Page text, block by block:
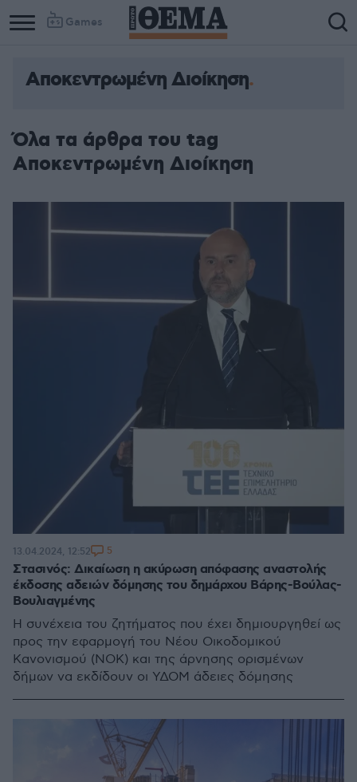
Games
Αποκεντρωμένη Διοίκηση
Όλα τα άρθρα του tag
Αποκεντρωμένη Διοίκηση
Στασινός: Δικαίωση η ακύρωση απόφασης αναστολής
έκδοσης αδειών δόμησης του δημάρχου Βάρης-Βούλας-
Βουλιαγμένης
Η συνέχεια του ζητήματος που έχει δημιουργηθεί ως
προς την εφαρμογή του Νέου Οικοδομικού
Κανονισμού (ΝΟΚ) και της άρνησης ορισμένων
δήμων να εκδίδουν οι ΥΔΟΜ άδειες δόμησης
13.04.2024, 12:52 5